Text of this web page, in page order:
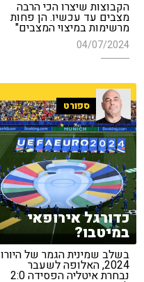
הקבוצות שיצרו הכי הרבה
מצבים עד עכשיו. הן פחות
מרשימות במיצוי המצבים"
04/07/2024
ספורט
כדורגל אירופאי
במיטבו?
בשלב שמינית הגמר של היורו
2024, האלופה לשעבר
נבחרת איטליה הפסידה 2:0